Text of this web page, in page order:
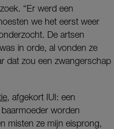
“Er werd een
we het eerst weer
De artsen
in orde, al vonden ze
dat zou een zwangerschap
, afgekort IUI: een
worden
misten ze mijn eisprong,